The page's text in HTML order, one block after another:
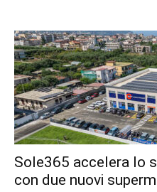
Sole365 accelera lo
con due nuovi